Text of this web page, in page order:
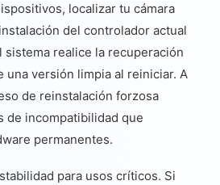
localizar tu cámara
del controlador actual
sistema realice la recuperación
una versión limpia al reiniciar. A
de reinstalación forzosa
de incompatibilidad que
permanentes.
para usos críticos. Si